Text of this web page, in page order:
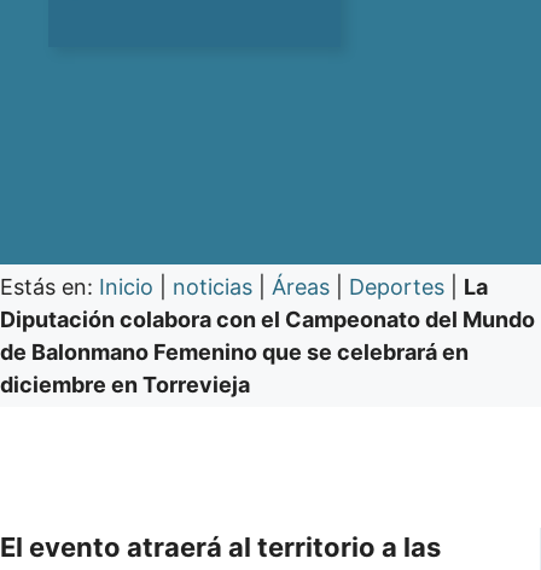
Estás en: Inicio noticias Áreas Deportes
La
Diputación colabora con el Campeonato del Mundo
de Balonmano Femenino que se celebrará en
diciembre en Torrevieja
El evento atraerá al territorio a las